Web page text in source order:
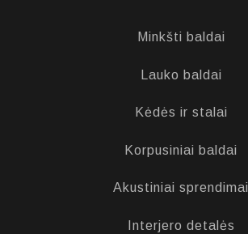
Minkšti baldai
Lauko baldai
Kėdės ir stalai
Korpusiniai baldai
Akustiniai sprendimai
Interjero detalės